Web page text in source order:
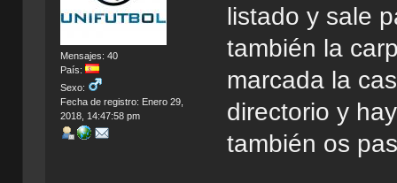
Mensajes: 40
País:
Sexo:
Fecha de registro: Enero 29,
2018, 14:47:58 pm
listado y sale
también la
marcada la
directorio y
también os